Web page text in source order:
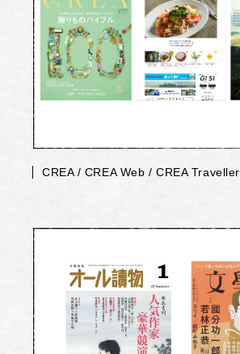
CREA / CREA Web / CREA Traveller